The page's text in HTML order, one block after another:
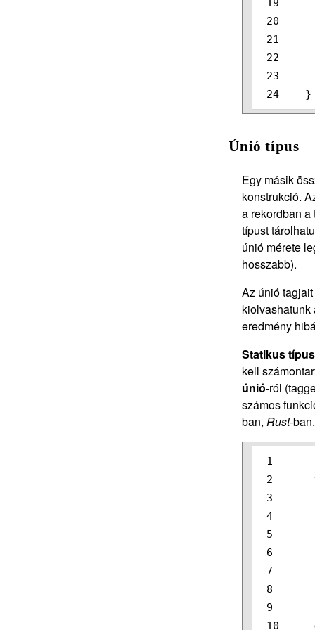
20
21
22
23
}
Únió típus
Egy másik
konstrukció.
a rekordban
típust
únió mérete
hosszabb).
Az únió
kiolvashatunk
eredmény
Statikus
kell
únió-ról
számos
ban, Rust-
1
2
3
4
5
6
7
8
9